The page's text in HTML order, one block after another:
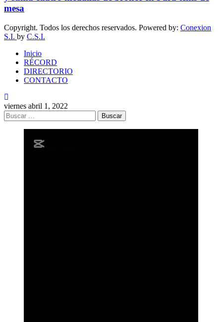
mesa
Copyright. Todos los derechos reservados. Powered by: Conexion
S.I. by C.S.I.
Inicio
RÉCORD
DIRECTORIO
CONTACTO
viernes abril 1, 2022
Buscar: